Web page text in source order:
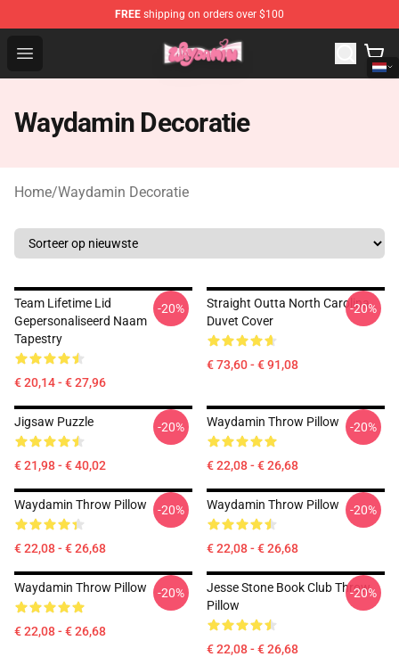
FREE shipping on orders over $100
Open menu
Waydamin Store - Official Waydamin Merchandise Shop
Waydamin Decoratie
Home/Waydamin Decoratie
Team Lifetime Lid
Gepersonaliseerd Naam
Tapestry
€ 20,14 - € 27,96
-20%
Straight Outta North Carolina
Duvet Cover
€ 73,60 - € 91,08
-20%
Jigsaw Puzzle
€ 21,98 - € 40,02
-20% Waydamin Throw Pillow
€ 22,08 - € 26,68
-20%
Waydamin Throw Pillow
€ 22,08 - € 26,68
-20% Waydamin Throw Pillow
€ 22,08 - € 26,68
-20%
Waydamin Throw Pillow
€ 22,08 - € 26,68
-20%
Jesse Stone Book Club Throw
Pillow
€ 22,08 - € 26,68
-20%